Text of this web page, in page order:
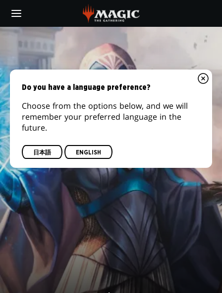
main
Do you have a language preference?
Choose from the options below, and we will
remember your preferred language in the
future.
日本語 ENGLISH